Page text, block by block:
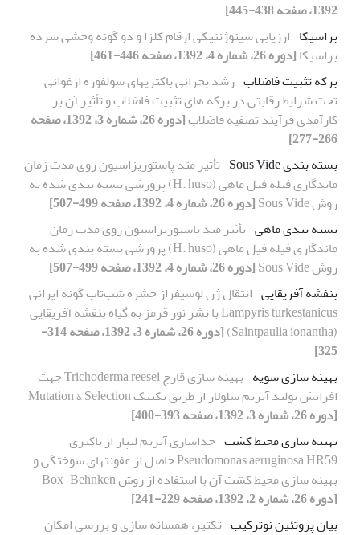
1392، صفحه 438-445]
براسیکا ارزیابی سیتوژنتیکی ارقام کلزا و دو گونه وحشی سرده
براسیکا[دوره 26، شماره 4، 1392، صفحه 446-461]
برکه تثبیت فاضلاب رشد بحرانی باکتریهای سولفوره ارغوانی
تحت شرایط رقابتی در برکه های تثبیت فاضلاب و تأثیر آن بر
کارآمدی فرآیند تصفیه فاضلاب
[دوره 26، شماره 3، 1392، صفحه
266-277]
بسته بندی Sous Vide
تأثیر متد پاستوریزاسیون روی مدت زمان
ماندگاری فیله فیل ماهی (H. huso) پرورشی بسته بندی شده به
روش Sous Vide
[دوره 26، شماره 4، 1392، صفحه 499-507]
بسته بندی ماهی تأثیر متد پاستوریزاسیون روی مدت زمان
ماندگاری فیله فیل ماهی (H. huso) پرورشی بسته بندی شده به
روش Sous Vide
[دوره 26، شماره 4، 1392، صفحه 499-507]
بنفشه آفریقایی انتقال ژن لوسیفراز حشره شب‌تاب گونه ایرانی
Lampyris turkestanicus با نشر نور قرمز به گیاه بنفشه آفریقایی
(Saintpaulia ionantha)
[دوره 26، شماره 3، 1392، صفحه 314-
325]
بهینه سازی سویه
بهینه سازی قارچ Trichoderma reesei جهت
افزایش تولید آنزیم سلولاز از طریق تکنیک Mutation & Selection
[دوره 26، شماره 3، 1392، صفحه 393-400]
بهینه سازی محیط کشت جداسازی آنزیم لیپاز از باکتری
Pseudomonas aeruginosa HR59 حاصل از عفونتهای سوختگی و
بهینه سازی محیط کشت آن با استفاده از روش Box-Behnken
[دوره 26، شماره 2، 1392، صفحه 229-241]
بیان پروتئین نوترکیب تکثیر، همسانه سازی و بررسی امکان